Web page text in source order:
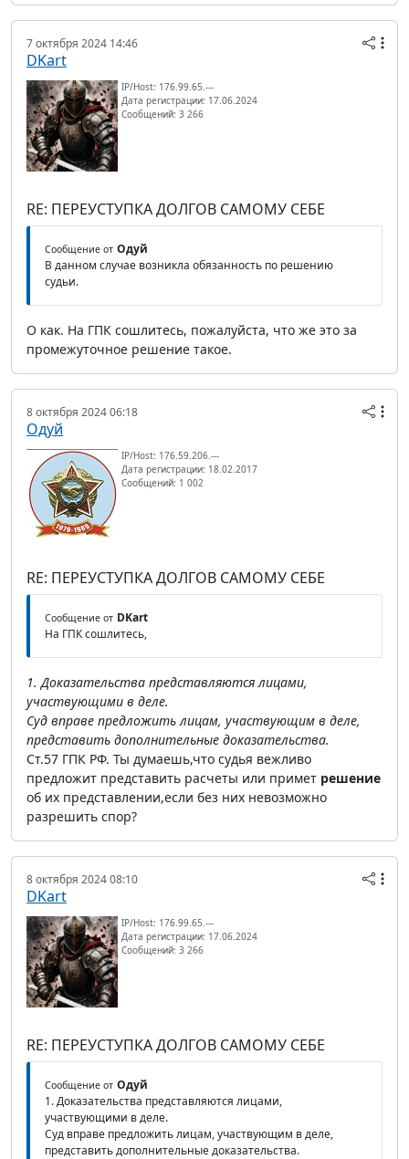
7 октября 2024 14:46
DKart
IP/Host: 176.99.65.---
Дата регистрации: 17.06.2024
Сообщений: 3 266
RE: ПЕРЕУСТУПКА ДОЛГОВ САМОМУ СЕБЕ
Сообщение от Одуй
В данном случае возникла обязанность по решению
судьи.
О как. На ГПК сошлитесь, пожалуйста, что же это за
промежуточное решение такое.
8 октября 2024 06:18
Одуй
IP/Host: 176.59.206.---
Дата регистрации: 18.02.2017
Сообщений: 1 002
RE: ПЕРЕУСТУПКА ДОЛГОВ САМОМУ СЕБЕ
Сообщение от DKart
На ГПК сошлитесь,
1. Доказательства представляются лицами,
участвующими в деле.
Суд вправе предложить лицам, участвующим в деле,
представить дополнительные доказательства.
Ст.57 ГПК РФ. Ты думаешь,что судья вежливо
предложит представить расчеты или примет решение
об их представлении,если без них невозможно
разрешить спор?
8 октября 2024 08:10
DKart
IP/Host: 176.99.65.---
Дата регистрации: 17.06.2024
Сообщений: 3 266
RE: ПЕРЕУСТУПКА ДОЛГОВ САМОМУ СЕБЕ
Сообщение от Одуй
1. Доказательства представляются лицами,
участвующими в деле.
Суд вправе предложить лицам, участвующим в деле,
представить дополнительные доказательства.